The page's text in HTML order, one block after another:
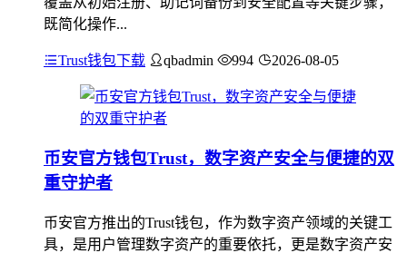
既简化操作...
Trust钱包下载 qbadmin 994 2026-08-05
币安官方钱包Trust，数字资产安全与便捷的双
重守护者
币安官方推出的Trust钱包，作为数字资产领域的关键工
具，是用户管理数字资产的重要依托，更是数字资产安